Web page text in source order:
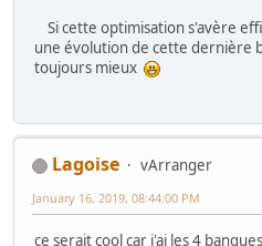
Si cette optimisation s'avère
une évolution de cette dernière
toujours mieux
Lagoise
vArranger
January 16, 2019, 08:44:00 PM
ce serait cool car j'ai les 4